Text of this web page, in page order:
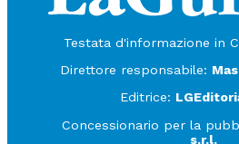
Testata d'informazione in
Direttore responsabile:
Editrice:
Concessionario per la
s.r.l.